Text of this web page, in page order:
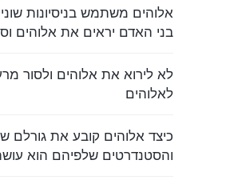
אלוהים משתמש בניסיונות
בני האדם יראים את אלוהים
לא לירוא את אלוהים ולסור
לאלוהים
כיצד אלוהים קובע את גורלם
והסטנדרטים שלפיהם הוא